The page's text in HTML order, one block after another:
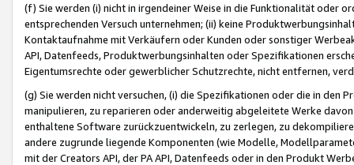
(f) Sie werden (i) nicht in irgendeiner Weise in die Funktionalität oder
entsprechenden Versuch unternehmen; (ii) keine
Kontaktaufnahme mit Verkäufern oder Kunden oder sonstiger
API, Datenfeeds, Produktwerbungsinhalten oder Spezifikationen
Eigentumsrechte oder gewerblicher Schutzrechte, nicht entfernen,
(g) Sie werden nicht versuchen, (i) die Spezifikationen oder die in
manipulieren, zu reparieren oder anderweitig abgeleitete Werke
enthaltene Software zurückzuentwickeln, zu zerlegen, zu
andere zugrunde liegende Komponenten (wie Modelle,
mit der Creators API, der PA API, Datenfeeds oder in den Produkt